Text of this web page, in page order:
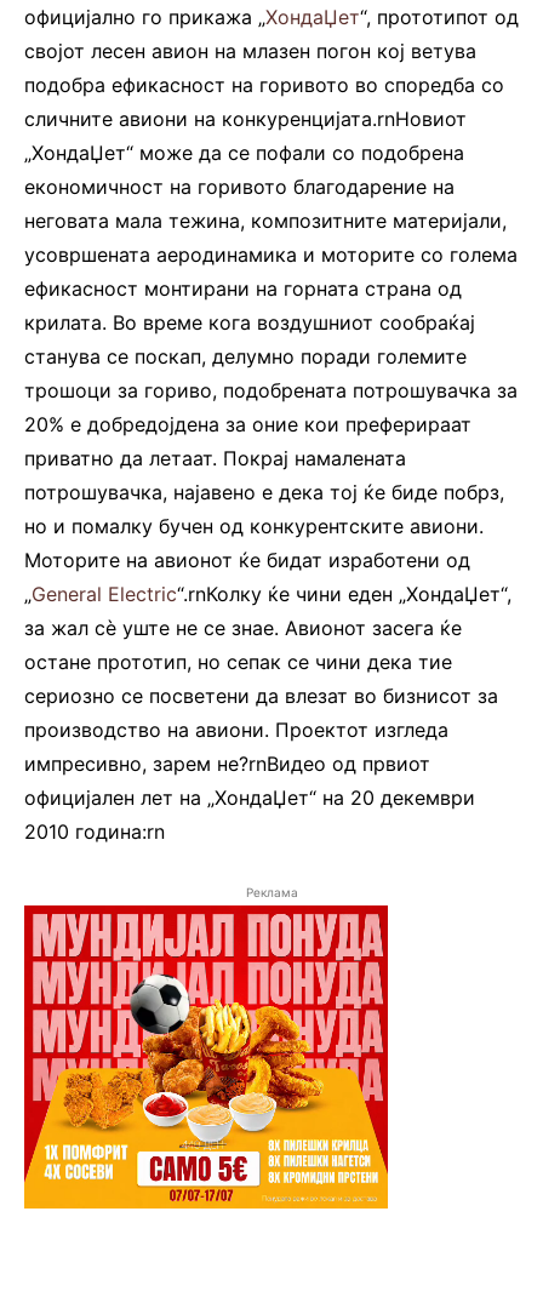
официјално го прикажа „ХондаЏет“, прототипот од
својот лесен авион на млазен погон кој ветува
подобра ефикасност на горивото во споредба со
сличните авиони на конкуренцијата.rnНовиот
„ХондаЏет“ може да се пофали со подобрена
економичност на горивото благодарение на
неговата мала тежина, композитните материјали,
усовршената аеродинамика и моторите со голема
ефикасност монтирани на горната страна од
крилата. Во време кога воздушниот сообраќај
станува се поскап, делумно поради големите
трошоци за гориво, подобрената потрошувачка за
20% е добредојдена за оние кои преферираат
приватно да летаат. Покрај намалената
потрошувачка, најавено е дека тој ќе биде побрз,
но и помалку бучен од конкурентските авиони.
Моторите на авионот ќе бидат изработени од
„General Electric“.rnКолку ќе чини еден „ХондаЏет“,
за жал сè уште не се знае. Авионот засега ќе
остане прототип, но сепак се чини дека тие
сериозно се посветени да влезат во бизнисот за
производство на авиони. Проектот изгледа
импресивно, зарем не?rnВидео од првиот
официјален лет на „ХондаЏет“ на 20 декември
2010 година:rn
Реклама